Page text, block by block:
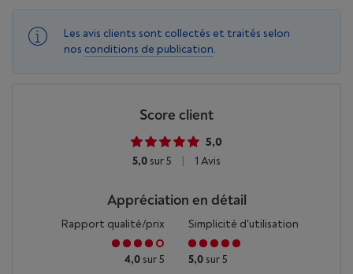
Les avis clients sont collectés et traités selon
nos conditions de publication.
Score client
5,0
5,0 sur 5 1 Avis
Appréciation en détail
Rapport qualité/prix
4,0 sur 5
Simplicité d'utilisation
5,0 sur 5